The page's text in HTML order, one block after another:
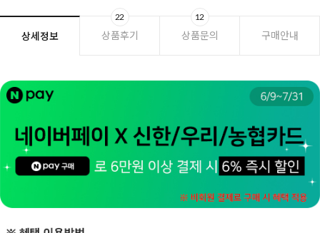
상세정보 상품후기
22
상품문의
12
구매안내